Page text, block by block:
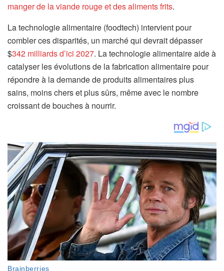
manger de la viande rouge et des aliments frits.
La technologie alimentaire (foodtech) intervient pour
combler ces disparités, un marché qui devrait dépasser
$342 milliards d’ici 2027. La technologie alimentaire aide à
catalyser les évolutions de la fabrication alimentaire pour
répondre à la demande de produits alimentaires plus
sains, moins chers et plus sûrs, même avec le nombre
croissant de bouches à nourrir.